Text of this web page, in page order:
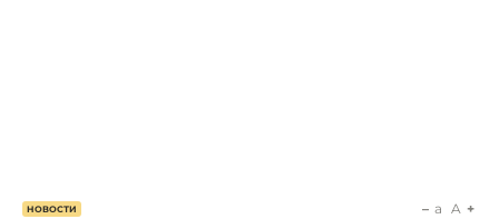
НОВОСТИ a A